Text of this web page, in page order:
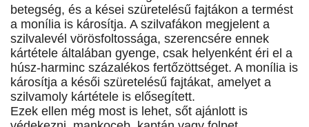
betegség, és a kései szüretelésű fajtákon a termést
a monília is károsítja. A szilvafákon megjelent a
szilvalevél vörösfoltossága, szerencsére ennek
kártétele általában gyenge, csak helyenként éri el a
húsz-harminc százalékos fertőzöttséget. A monília is
károsítja a késői szüretelésű fajtákat, amelyet a
szilvamoly kártétele is elősegített.
Ezek ellen még most is lehet, sőt ajánlott is